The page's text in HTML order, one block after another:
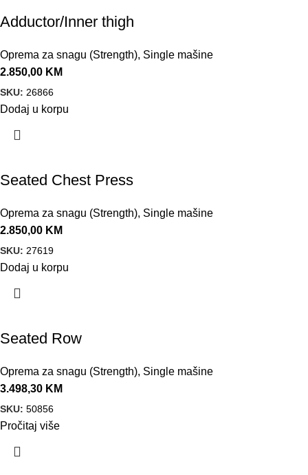
Adductor/Inner thigh
Oprema za snagu (Strength), Single mašine
2.850,00 KM
SKU: 26866
Dodaj u korpu
Seated Chest Press
Oprema za snagu (Strength), Single mašine
2.850,00 KM
SKU: 27619
Dodaj u korpu
Seated Row
Oprema za snagu (Strength), Single mašine
3.498,30 KM
SKU: 50856
Pročitaj više